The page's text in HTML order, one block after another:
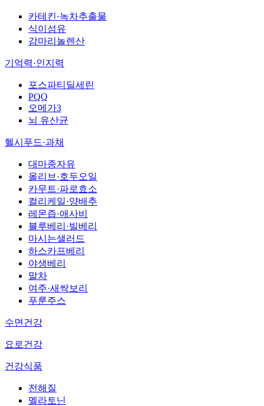
카테킨·녹차추출물
식이섬유
감마리놀렌산
기억력·인지력
포스파티딜세린
PQQ
오메가3
뇌 유산균
헬시푸드·과채
대마종자유
올리브·호두오일
카무트·파로효소
컬리케일·양배추
레몬즙·애사비
블루베리·빌베리
마시는샐러드
하스카프베리
야생베리
말차
여주·새싹보리
푸룬주스
수면건강
요로건강
건강식품
전해질
멜라토닌